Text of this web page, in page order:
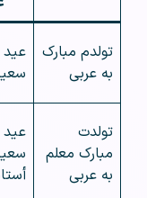
تولدم مبارک
به عربی
عيد
تولدت
مبارک معلم
به عربی
عيد